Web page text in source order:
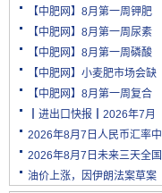
【中肥网】8月第一周钾肥
【中肥网】8月第一周尿素
【中肥网】8月第一周磷酸
【中肥网】小麦肥市场会缺
【中肥网】8月第一周复合
┃进出口快报┃2026年7月
2026年8月7日人民币汇率中
2026年8月7日未来三天全国
油价上涨，因伊朗法案草案